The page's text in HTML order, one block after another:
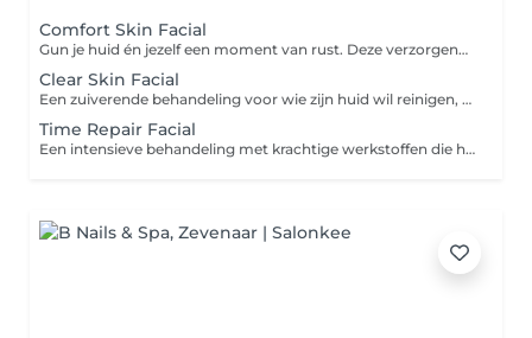
Comfort Skin Facial
Gun je huid én jezelf een moment van rust. Deze verzorgende behandeling hydrateert, verzacht en laat je huid weer stralen. Je geniet van een uitgebreide ontspannende reiniging met aandacht voor het gezicht, en een masker waarbij ook nek en schouders worden gemasseerd. Doel: Hydrateren en ontspannen Extra geschikt voor: alle huidtypen
Clear Skin Facial
Een zuiverende behandeling voor wie zijn huid wil reinigen, matteren en in balans brengen. Met milde werkstoffen, een grondige dieptereiniging en een kalmerend masker. Ideaal als onderhoud voor de vettere huid of bij oppervlakkige verstoppingen. Doel: Reinigen en talgregulatie Extra geschikt voor: de gecombineerde en vette huid
Time Repair Facial
Een intensieve behandeling met krachtige werkstoffen die helpen bij het beschermen, herstellen en onderhouden van je huid. De behandeling bevat een diepe verzorging, een voedend masker en een ontspannend moment tijdens het aanbrengen. Ideaal als boost of als regelmatig huidonderhoud. Doel: Onderhouden en beschermen Extra geschikt voor: de rijpere huid